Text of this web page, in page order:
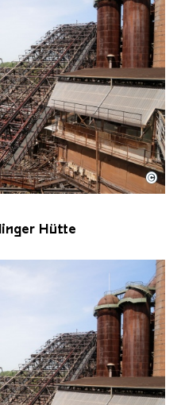
Völklinger Hütte mit
Völklinger Hütte | Karl
©
Hütte